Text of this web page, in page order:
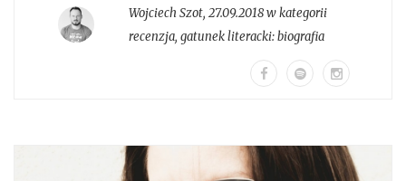
Wojciech Szot, 27.09.2018 w kategorii
recenzja, gatunek literacki:biografia